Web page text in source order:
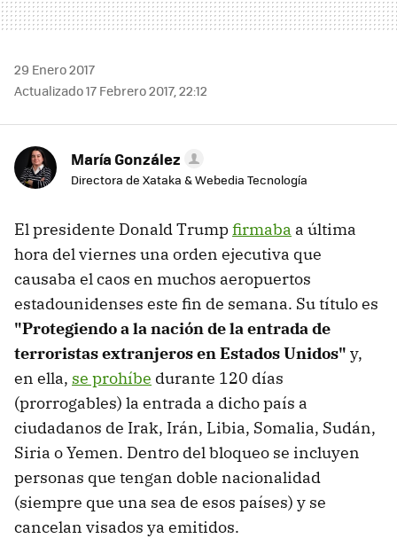
29 Enero 2017
Actualizado 17 Febrero 2017, 22:12
María González
Directora de Xataka & Webedia Tecnología
El presidente Donald Trumpfirmaba a última
hora del viernes una orden ejecutiva que
causaba el caos en muchos aeropuertos
estadounidenses este fin de semana. Su título es
"Protegiendo a la nación de la entrada de
terroristas extranjeros en Estados Unidos" y,
en ella, se prohíbe durante 120 días
(prorrogables) la entrada a dicho país a
ciudadanos de Irak, Irán, Libia, Somalia, Sudán,
Siria o Yemen. Dentro del bloqueo se incluyen
personas que tengan doble nacionalidad
(siempre que una sea de esos países) y se
cancelan visados ya emitidos.